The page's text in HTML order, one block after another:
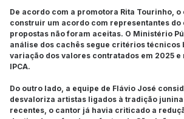
De acordo com a promotora Rita Tourinho, o
construir um acordo com representantes do
propostas não foram aceitas. O Ministério
análise dos cachês segue critérios técnicos
variação dos valores contratados em 2025 e
IPCA.
Do outro lado, a equipe de Flávio José
desvaloriza artistas ligados à tradição
recentes, o cantor já havia criticado a